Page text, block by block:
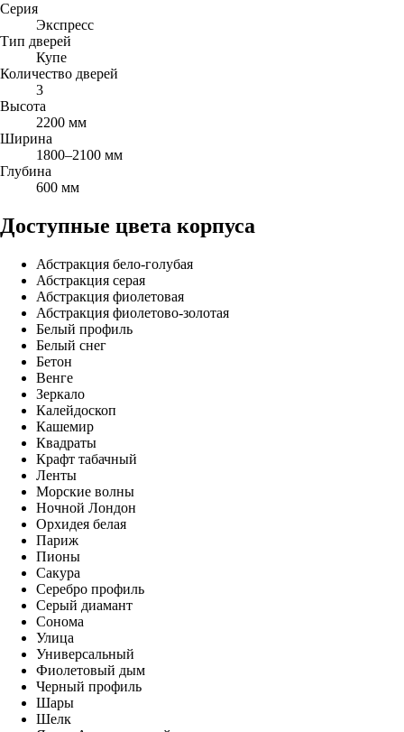
Серия
Экспресс
Тип дверей
Купе
Количество дверей
3
Высота
2200 мм
Ширина
1800–2100 мм
Глубина
600 мм
Доступные цвета корпуса
Абстракция бело-голубая
Абстракция серая
Абстракция фиолетовая
Абстракция фиолетово-золотая
Белый профиль
Белый снег
Бетон
Венге
Зеркало
Калейдоскоп
Кашемир
Квадраты
Крафт табачный
Ленты
Морские волны
Ночной Лондон
Орхидея белая
Париж
Пионы
Сакура
Серебро профиль
Серый диамант
Сонома
Улица
Универсальный
Фиолетовый дым
Черный профиль
Шары
Шелк